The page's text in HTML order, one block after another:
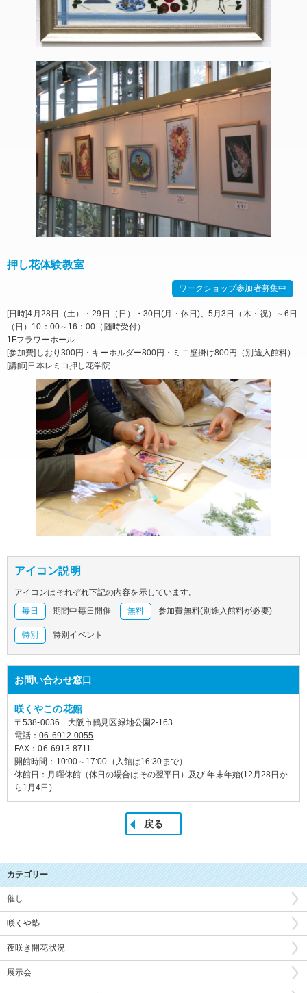
押し花体験教室
ワークショップ参加者募集中
[日時]4月28日（土）・29日（日）・30日(月・休日)、5月3日（木・祝）～6日
（日）10：00～16：00（随時受付）
1Fフラワーホール
[参加費]しおり300円・キーホルダー800円・ミニ壁掛け800円（別途入館料）
[講師]日本レミコ押し花学院
アイコン説明
アイコンはそれぞれ下記の内容を示しています。
毎日
期間中毎日開催 無料 参加費無料(別途入館料が必要)
特別 特別イベント
お問い合わせ窓口
咲くやこの花館
〒538-0036 大阪市鶴見区緑地公園2-163
電話：06-6912-0055
FAX：06-6913-8711
開館時間：10:00～17:00（入館は16:30まで）
休館日：月曜休館（休日の場合はその翌平日）及び 年末年始(12月28日か
ら1月4日)
戻る
カテゴリー
催し
咲くや塾
夜咲き開花状況
展示会